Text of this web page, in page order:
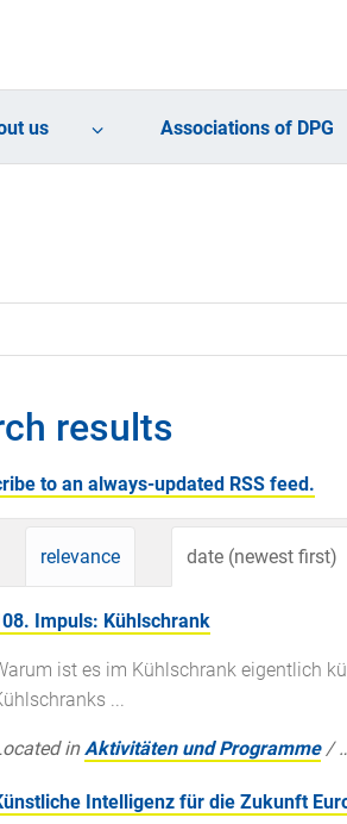
us Associations of DPG
results
to an always-updated RSS feed.
relevance date (newest first)
Impuls: Kühlschrank
ist es im Kühlschrank eigentlich
...
in Aktivitäten und Programme /
Intelligenz für die Zukunft